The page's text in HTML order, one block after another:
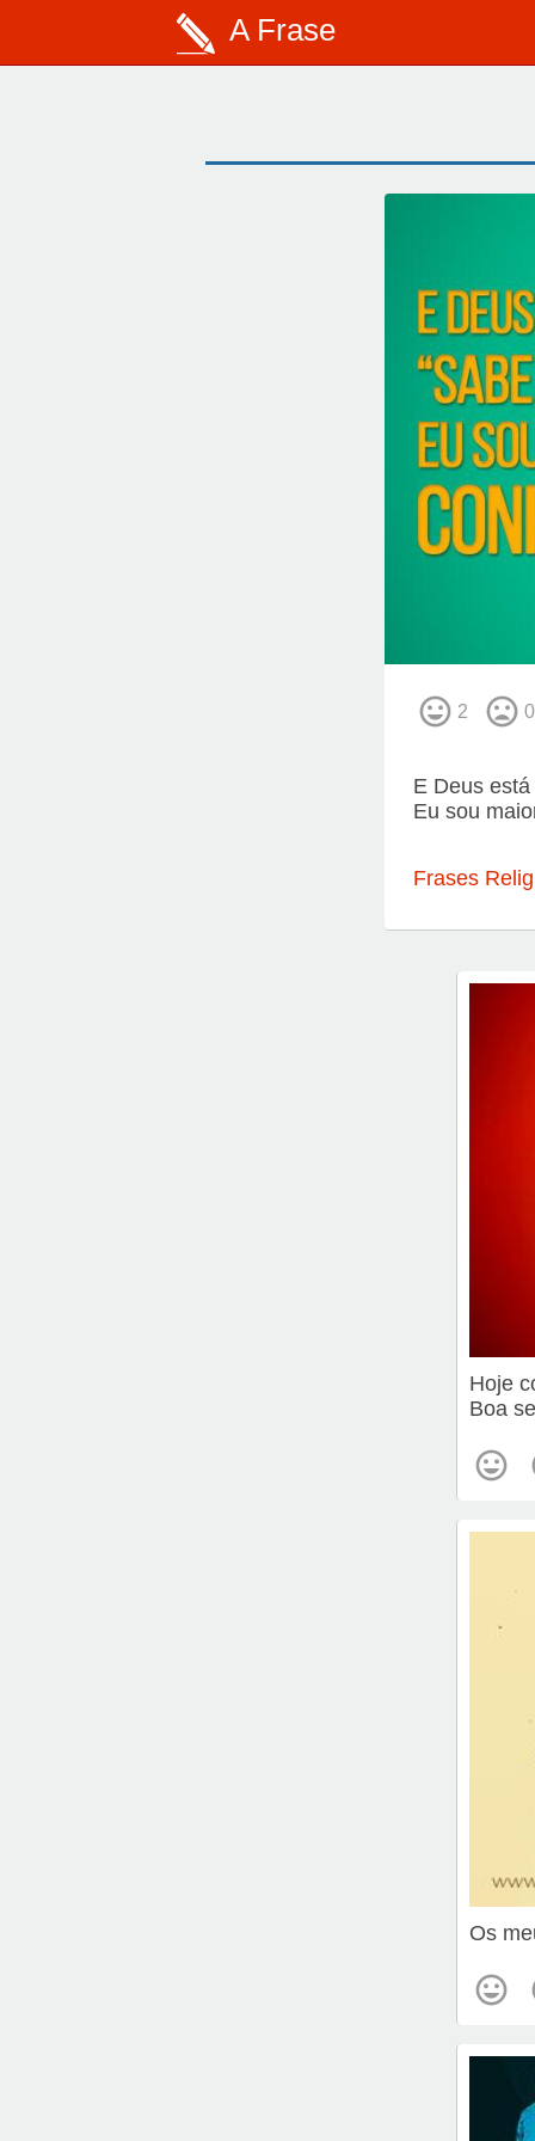
A Frase
2 0
E Deus está
Eu sou
Frases
Hoje
Boa
Os